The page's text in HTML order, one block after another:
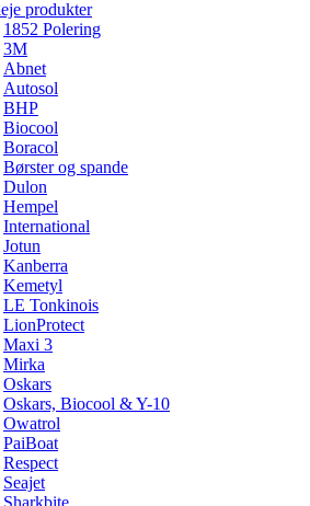
produkter
1852 Polering
3M
Abnet
Autosol
BHP
Biocool
Boracol
Børster og spande
Dulon
Hempel
International
Jotun
Kanberra
Kemetyl
LE Tonkinois
LionProtect
Maxi 3
Mirka
Oskars
Oskars, Biocool & Y-10
Owatrol
PaiBoat
Respect
Seajet